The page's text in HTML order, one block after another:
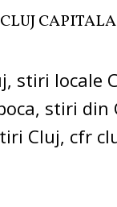
CLUJ CAPITALA